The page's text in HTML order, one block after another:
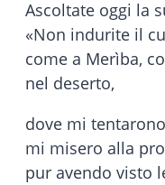
Ascoltate oggi la
«Non indurite il
come a Merìba,
nel deserto,
dove mi
mi misero alla
pur avendo visto